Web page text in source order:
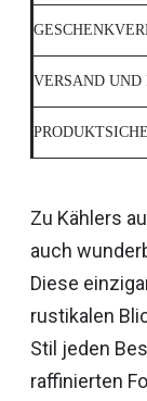
VERSAND UND
Zu Kählers
auch
Diese
rustikalen
Stil jeden
raffinierten